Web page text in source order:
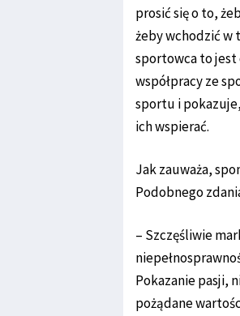
prosić się o to,
żeby wchodzić w
sportowca to jest
współpracy ze
sportu i
ich wspierać.
Jak zauważa,
Podobnego
– Szczęśliwie
Pokazanie pasji,
pożądane